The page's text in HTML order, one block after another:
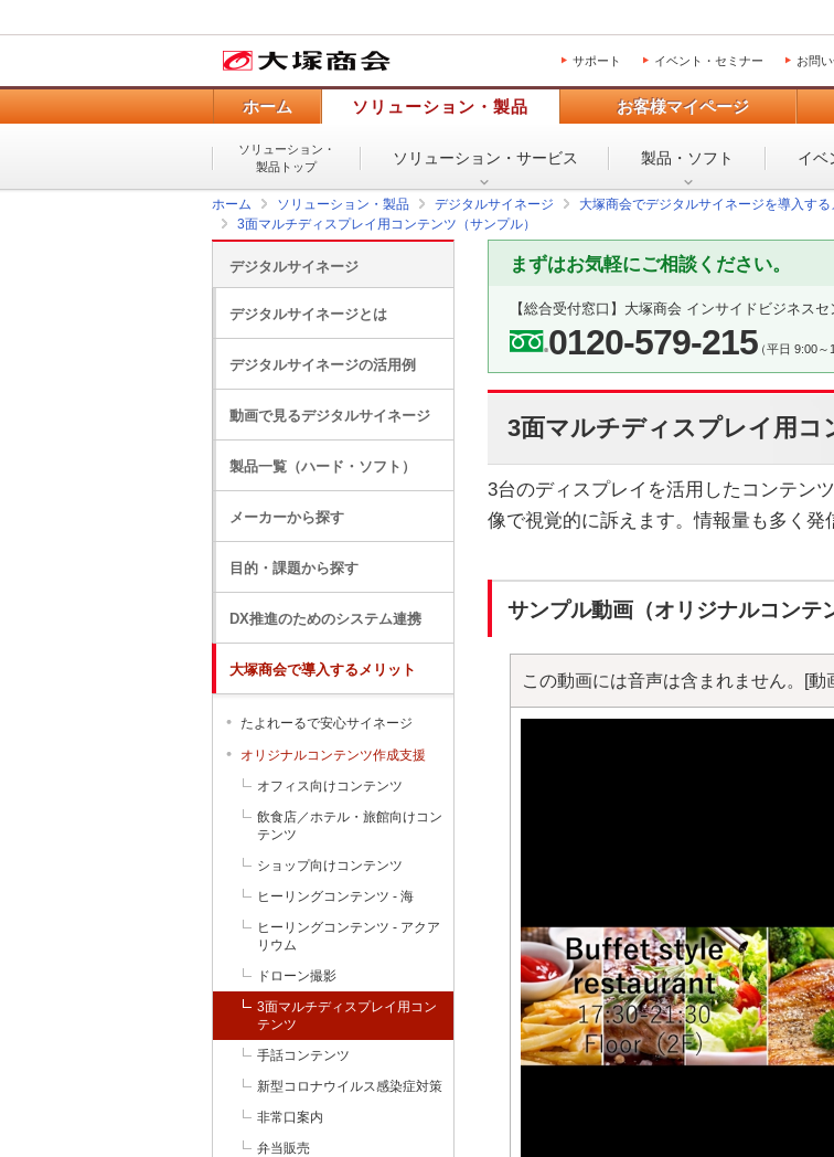
サポート イベント・セミナー お問
ホーム ソリューション・製品 お客様マイページ
ソリューション・
製品トップ
ソリューション・ サービス 製品・ソフト イベ
ホーム ソリューション・製品 デジタルサイネージ 大塚商会でデジタルサイネージを導入する
3面マルチディスプレイ用コンテンツ（サンプル）
まずはお気軽にご相談ください。
【総合受付窓口】 大塚商会 インサイドビジネスセ
0120-579-215（平日 9:00～
3面マルチディスプレイ用コ
3台のディスプレイを活用したコンテン
像で視覚的に訴えます。情報量も多く発
サンプル動画（オリジナルコンテ
この動画には音声は含まれません。 [動
デジタルサイネージ
デジタルサイネージとは
デジタルサイネージの活用例
動画で見るデジタルサイネージ
製品一覧（ハード・ソフト）
メーカーから探す
目的・課題から探す
DX推進のためのシステム連携
大塚商会で導入するメリット
たよれーるで安心サイネージ
オリジナルコンテンツ作成支援
オフィス向けコンテンツ
飲食店／ホテル・旅館向けコン
テンツ
ショップ向けコンテンツ
ヒーリングコンテンツ - 海
ヒーリングコンテンツ - アクア
リウム
ドローン撮影
3面マルチディスプレイ用コン
テンツ
手話コンテンツ
新型コロナウイルス感染症対策
非常口案内
弁当販売